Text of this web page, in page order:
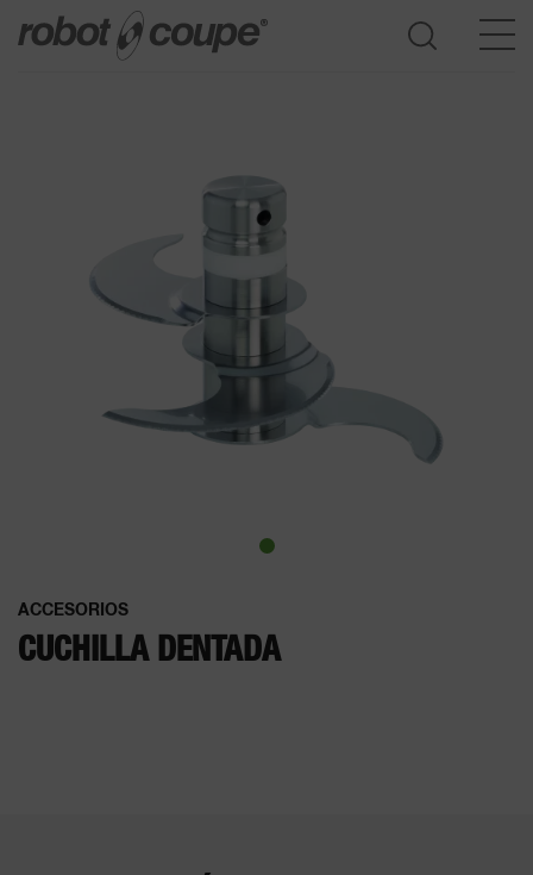
ACCESORIOS
CUCHILLA DENTADA